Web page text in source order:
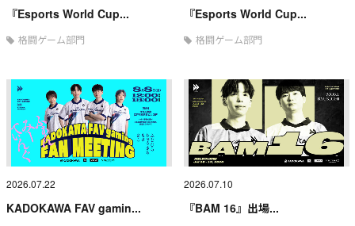
『Esports World Cup...
格闘ゲーム部門
『Esports World Cup...
格闘ゲーム部門
2026.07.22
KADOKAWA FAV gamin...
2026.07.10
『BAM 16』出場...